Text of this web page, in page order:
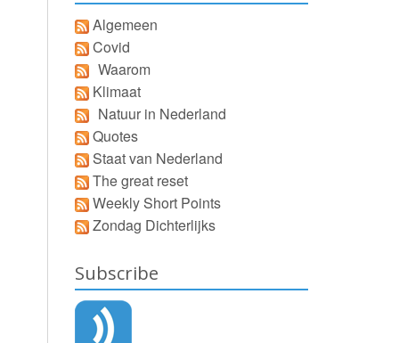
Algemeen
Covid
Waarom
Klimaat
Natuur in Nederland
Quotes
Staat van Nederland
The great reset
Weekly Short Points
Zondag Dichterlijks
Subscribe